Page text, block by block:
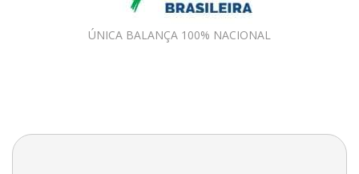
ÚNICA BALANÇA 100% NACIONAL